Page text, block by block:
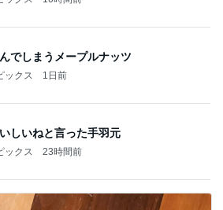
でしまうメープルナッツ
ックス 1日前
しいねと言った手羽元
ックス 23時間前